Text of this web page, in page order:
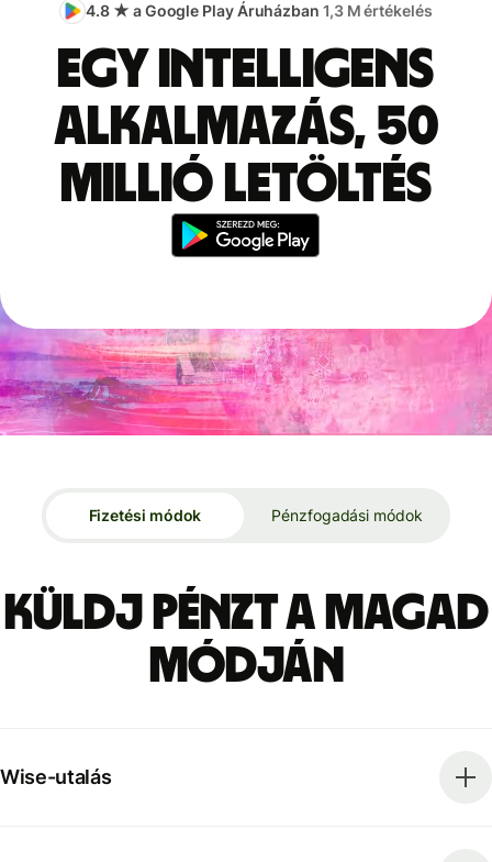
4.8 ★ a Google Play Áruházban 1,3 M értékelés
Egy intelligens
alkalmazás, 50
millió letöltés
Fizetési módok Pénzfogadási módok
Küldj pénzt a magad
módján
Wise-utalás